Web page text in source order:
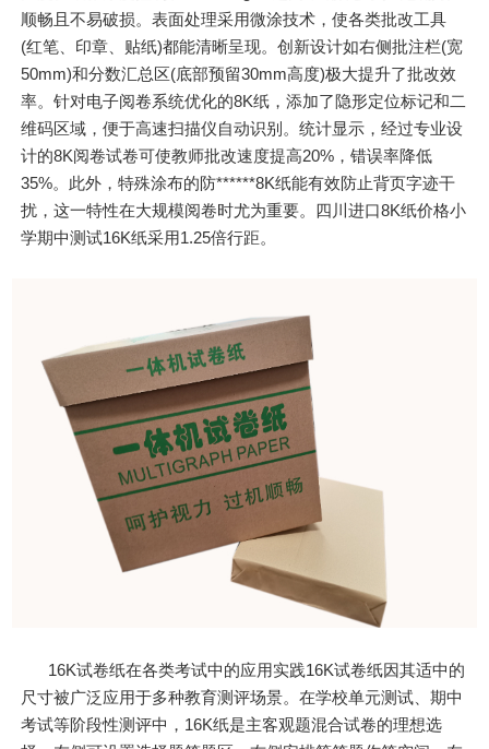
顺畅且不易破损。表面处理采用微涂技术，使各类批改工具
(红笔、印章、贴纸)都能清晰呈现。创新设计如右侧批注栏(宽
50mm)和分数汇总区(底部预留30mm高度)极大提升了批改效
率。针对电子阅卷系统优化的8K纸，添加了隐形定位标记和二
维码区域，便于高速扫描仪自动识别。统计显示，经过专业设
计的8K阅卷试卷可使教师批改速度提高20%，错误率降低
35%。此外，特殊涂布的防******8K纸能有效防止背页字迹干
扰，这一特性在大规模阅卷时尤为重要。四川进口8K纸价格小
学期中测试16K纸采用1.25倍行距。
16K试卷纸在各类考试中的应用实践16K试卷纸因其适中的
尺寸被广泛应用于多种教育测评场景。在学校单元测试、期中
考试等阶段性测评中，16K纸是主客观题混合试卷的理想选